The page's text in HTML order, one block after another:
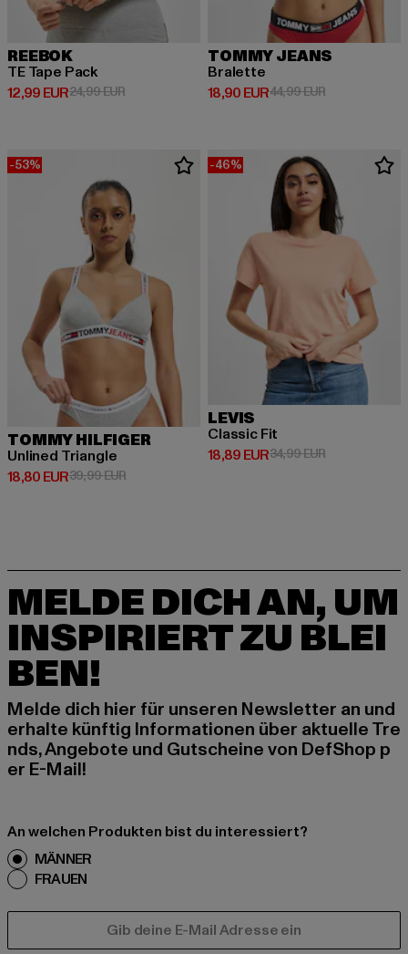
REEBOK
TE Tape Pack
12,99 EUR
Derzeitiger Preis: 12,99 EUR
24,99 EURAktionspreis: 24,99 EUR
TOMMY JEANS
Bralette
18,90 EUR
Derzeitiger Preis: 18,90 EUR
44,99 EURAktionspreis:
-53%
TOMMY HILFIGER
Unlined Triangle
18,80 EUR
Derzeitiger Preis: 18,80 EUR
39,99 EURAktionspreis: 39,99 EUR
-46%
LEVIS
Classic Fit
18,89 EUR
Derzeitiger Preis: 18,89 EUR
34,99 EURAktionspreis:
MELDE DICH AN, UM
INSPIRIERT ZU BLEI
BEN!
Melde dich hier für unseren Newsletter an und
erhalte künftig Informationen über aktuelle Tre
nds, Angebote und Gutscheine von DefShop p
er E-Mail!
An welchen Produkten bist du interessiert?
MÄNNER
FRAUEN